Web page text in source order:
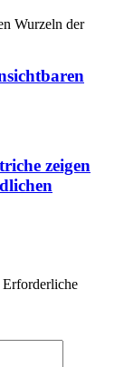
zeigen
Erforderliche